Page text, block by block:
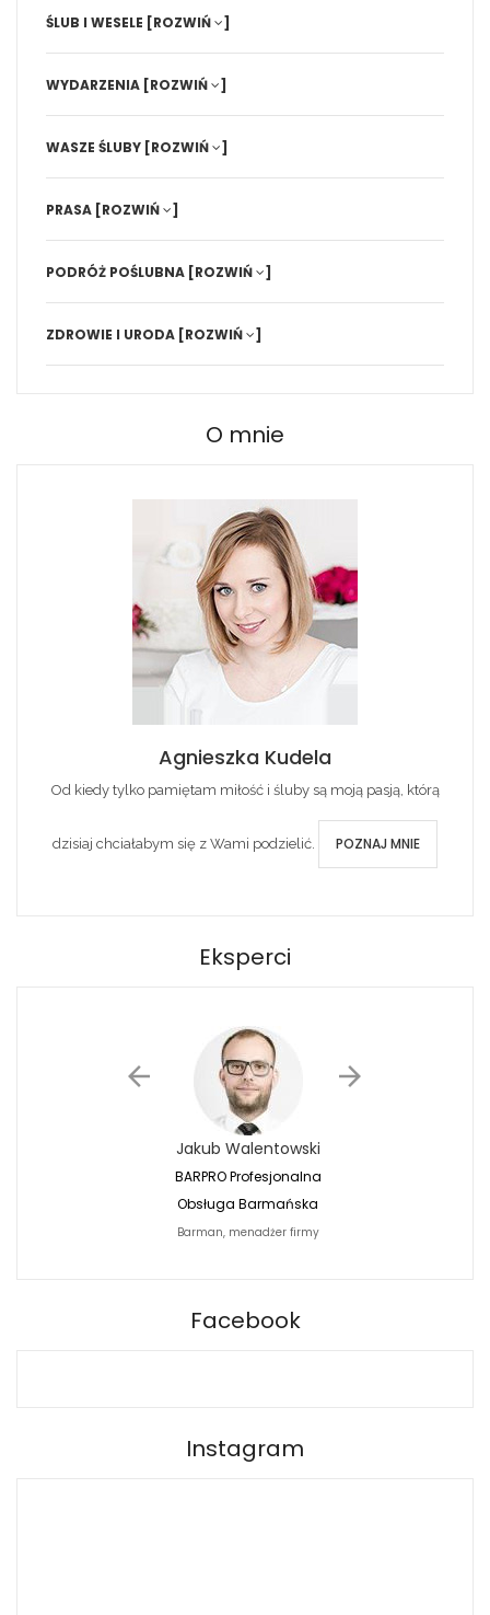
ŚLUB I WESELE [ROZWIŃ ]
WYDARZENIA [ROZWIŃ ]
WASZE ŚLUBY [ROZWIŃ ]
PRASA [ROZWIŃ ]
PODRÓŻ POŚLUBNA [ROZWIŃ ]
ZDROWIE I URODA [ROZWIŃ ]
O mnie
Agnieszka Kudela
Od kiedy tylko pamiętam miłość i śluby są moją pasją, którą
dzisiaj chciałabym się z Wami podzielić. POZNAJ MNIE
Eksperci
Jakub Walentowski
BARPRO Profesjonalna
Obsługa Barmańska
Barman, menadżer firmy
Facebook
Instagram